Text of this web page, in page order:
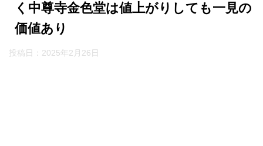
く中尊寺金色堂は値上がりしても一見の
価値あり
投稿日： 2025年2月26日